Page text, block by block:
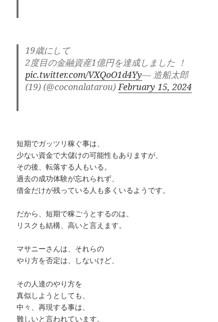
19歳にして
2度目の金融資産1億円を達成しました ！
pic.twitter.com/VXQoO1d4Yy— 造船太郎
(19) (@coconalatarou)February 15, 2024
短期でガッツリ稼ぐ事は、
少ない資金で大儲けの可能性もありますが、
その後、転落する人もいる。
過去の成功体験が忘れられず、
借金だけが残っている人も多くいるようです。
だから、短期で稼ごうとするのは、
リスクも結構、高いと言えます。
マサニーさんは、それらの
やり方を否定は、しないけど、
その人達のやり方を
真似しようとしても、
中々、再現する事は、
難しいと言われています。